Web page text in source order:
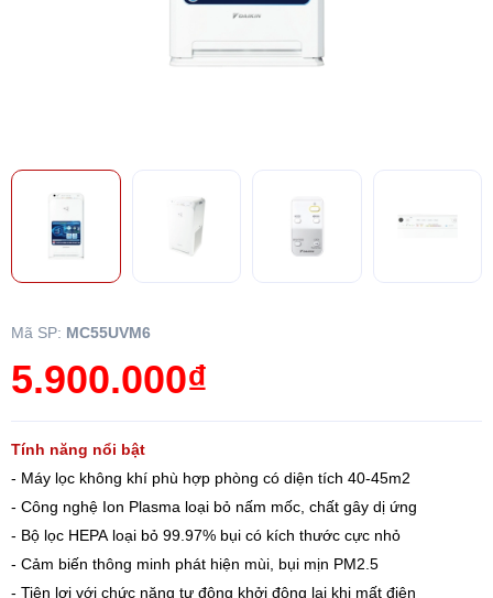
Mã SP: MC55UVM6
5.900.000₫
Tính năng nổi bật
- Máy lọc không khí phù hợp phòng có diện tích 40-45m2
- Công nghệ Ion Plasma loại bỏ nấm mốc, chất gây dị ứng
- Bộ lọc HEPA loại bỏ 99.97% bụi có kích thước cực nhỏ
- Cảm biến thông minh phát hiện mùi, bụi mịn PM2.5
- Tiện lợi với chức năng tự động khởi động lại khi mất điện